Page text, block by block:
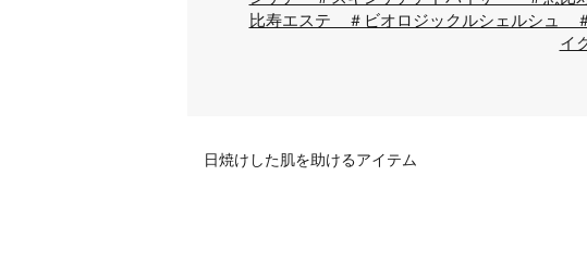
比寿エステ ＃ビオロジックルシェルシュ
イ
日焼けした肌を助けるアイテム